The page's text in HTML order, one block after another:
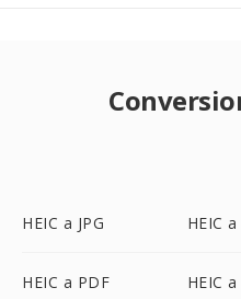
HEIC a JPG HEIC
HEIC a PDF HEIC